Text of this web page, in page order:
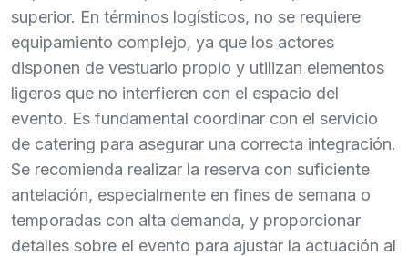
superior. En términos logísticos, no se requiere
equipamiento complejo, ya que los actores
disponen de vestuario propio y utilizan elementos
ligeros que no interfieren con el espacio del
evento. Es fundamental coordinar con el servicio
de catering para asegurar una correcta integración.
Se recomienda realizar la reserva con suficiente
antelación, especialmente en fines de semana o
temporadas con alta demanda, y proporcionar
detalles sobre el evento para ajustar la actuación al